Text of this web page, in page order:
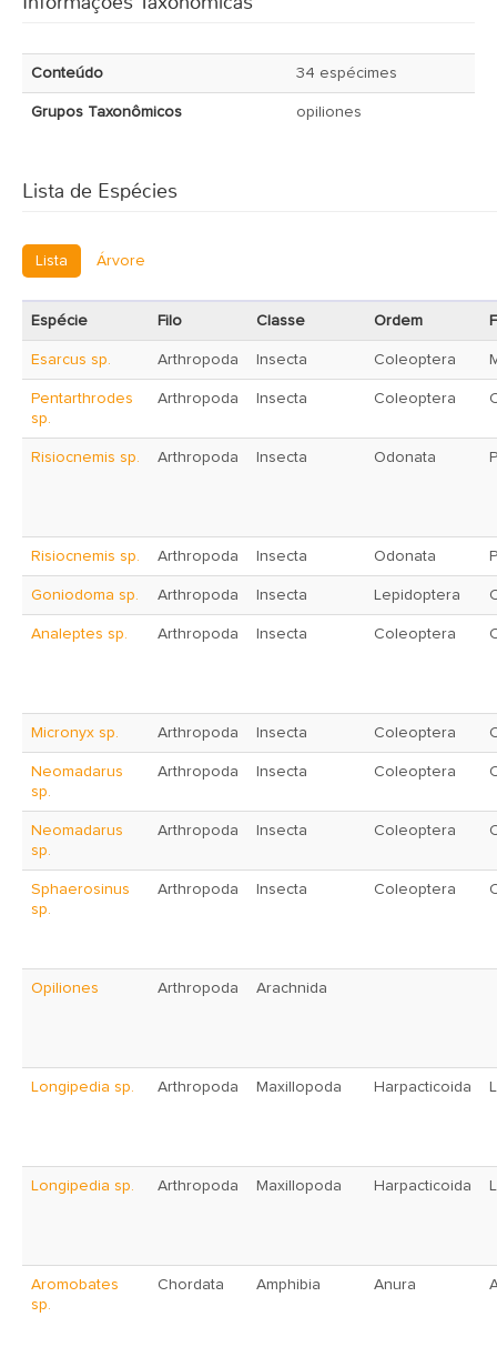
Conteúdo 34 espécimes
Grupos Taxonômicos opiliones
Lista de Espécies
Lista Árvore
Espécie Filo Classe Ordem
Esarcus sp. Arthropoda Insecta Coleoptera
Pentarthrodes
sp.
Arthropoda Insecta Coleoptera
Risiocnemis sp. Arthropoda Insecta Odonata
Risiocnemis sp. Arthropoda Insecta Odonata
Goniodoma sp. Arthropoda Insecta Lepidoptera
Analeptes sp. Arthropoda Insecta Coleoptera
Micronyx sp. Arthropoda Insecta Coleoptera
Neomadarus
sp.
Arthropoda Insecta Coleoptera
Neomadarus
sp.
Arthropoda Insecta Coleoptera
Sphaerosinus
sp.
Arthropoda Insecta Coleoptera
Opiliones Arthropoda Arachnida
Longipedia sp. Arthropoda Maxillopoda Harpacticoida
Longipedia sp. Arthropoda Maxillopoda Harpacticoida
Aromobates
sp.
Chordata Amphibia Anura